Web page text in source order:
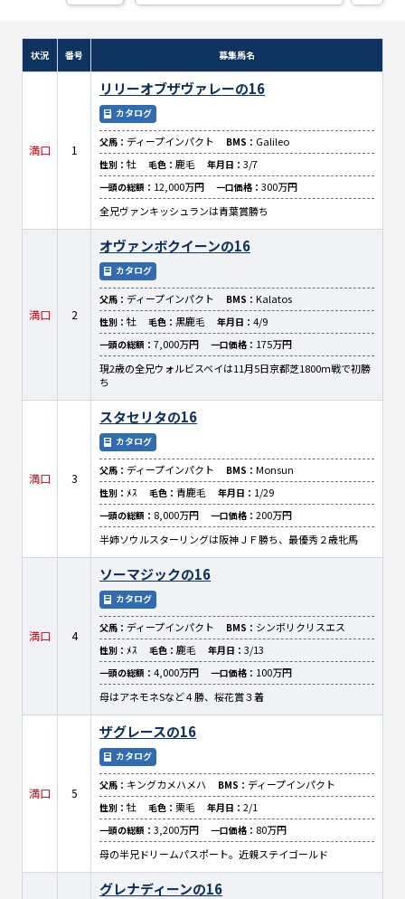
状況 番号 募集馬名
満口 1
リリーオブザヴァレーの16
カタログ
父馬： ディープインパクト BMS： Galileo
性別： 牡 毛色： 鹿毛 年月日： 3/7
一頭の総額： 12,000万円 一口価格： 300万円
全兄ヴァンキッシュランは青葉賞勝ち
満口 2
オヴァンボクイーンの16
カタログ
父馬： ディープインパクト BMS： Kalatos
性別： 牡 毛色： 黒鹿毛 年月日： 4/9
一頭の総額： 7,000万円 一口価格： 175万円
現2歳の全兄ウォルビスベイは11月5日京都芝1800ｍ戦で初勝
ち
満口 3
スタセリタの16
カタログ
父馬： ディープインパクト BMS： Monsun
性別： ﾒｽ 毛色： 青鹿毛 年月日： 1/29
一頭の総額： 8,000万円 一口価格： 200万円
半姉ソウルスターリングは阪神ＪＦ勝ち、最優秀２歳牝馬
満口 4
ソーマジックの16
カタログ
父馬： ディープインパクト BMS： シンボリクリスエス
性別： ﾒｽ 毛色： 鹿毛 年月日： 3/13
一頭の総額： 4,000万円 一口価格： 100万円
母はアネモネSなど４勝、桜花賞３着
満口 5
ザグレースの16
カタログ
父馬： キングカメハメハ BMS： ディープインパクト
性別： 牡 毛色： 栗毛 年月日： 2/1
一頭の総額： 3,200万円 一口価格： 80万円
母の半兄ドリームパスポート。近親ステイゴールド
グレナディーンの16